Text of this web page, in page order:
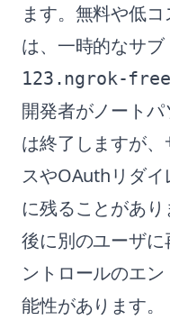
ます。無料や低
は、一時的なサブ
123.ngrok-
開発者がノート
は終了しますが
スやOAuthリダ
に残ることがあ
後に別のユーザ
ントロールのエ
能性があります。